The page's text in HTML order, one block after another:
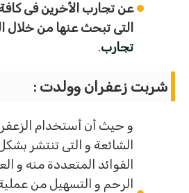
عن تجارب الأخرين فى
التى تبحث عنها من خلال
تجارب.
شربت زعفران وولدت :
و حيث أن أستخدام
الشائعة و التى تنتشر
الفوائد المتعددة منه و
الرحم و التسهيل من